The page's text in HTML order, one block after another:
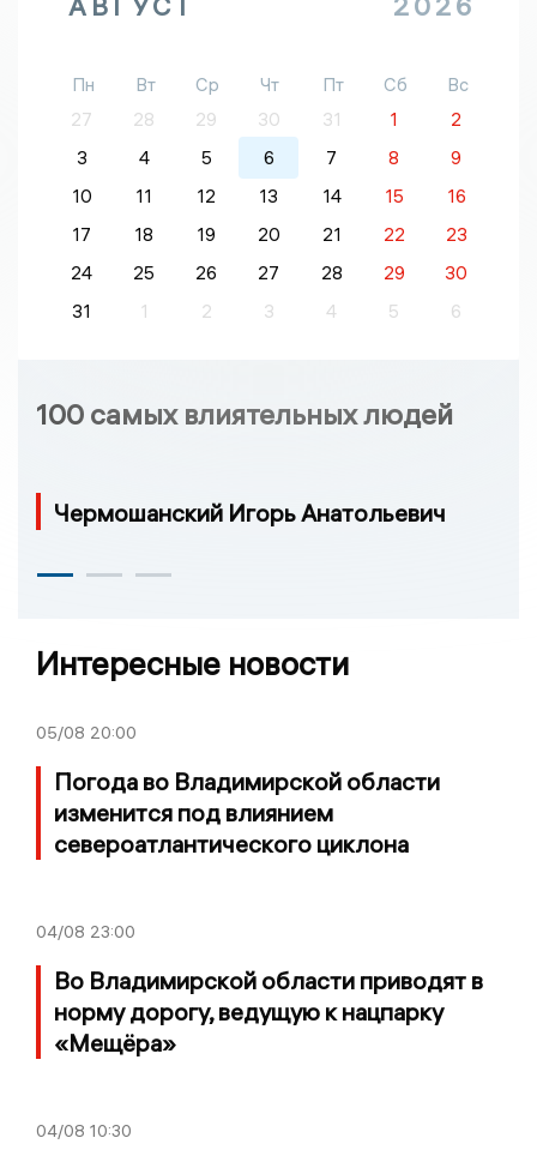
Пн Вт Ср Чт Пт Сб
Вс
27
28 29 30 31 1
2
3
4 5 6 7 8
9
10
11 12 13 14 15
16
17
18 19 20 21 22
23
24
25 26 27 28 29
30
31
1 2 3 4 5 6
100 самых влиятельных людей
Чермошанский Игорь Анатольевич
Интересные новости
05/08 20:00
Погода во Владимирской области
изменится под влиянием
североатлантического циклона
04/08 23:00
Во Владимирской области приводят в
норму дорогу, ведущую к нацпарку
«Мещёра»
04/08 10:30